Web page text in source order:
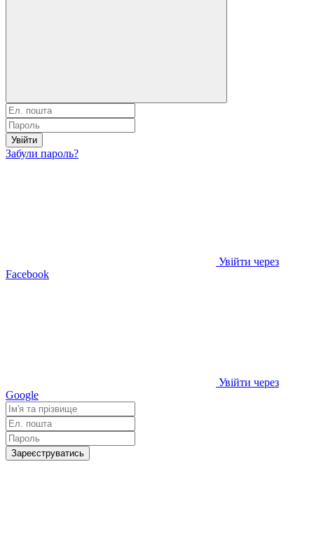
Увійти
Забули пароль?
Увійти через
Facebook
Увійти через
Google
Зареєструватись